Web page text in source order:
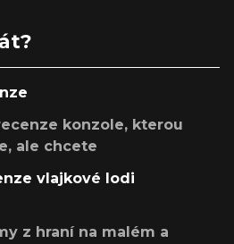
konzole, kterou
ale chcete
vlajkové lodi
z hraní na malém a